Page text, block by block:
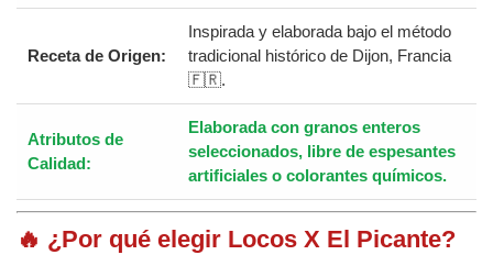
Receta de Origen:
Inspirada y elaborada bajo el método
tradicional histórico de Dijon, Francia
🇫🇷.
Atributos de
Calidad:
Elaborada con granos enteros
seleccionados, libre de espesantes
artificiales o colorantes químicos.
🔥 ¿Por qué elegir Locos X El Picante?